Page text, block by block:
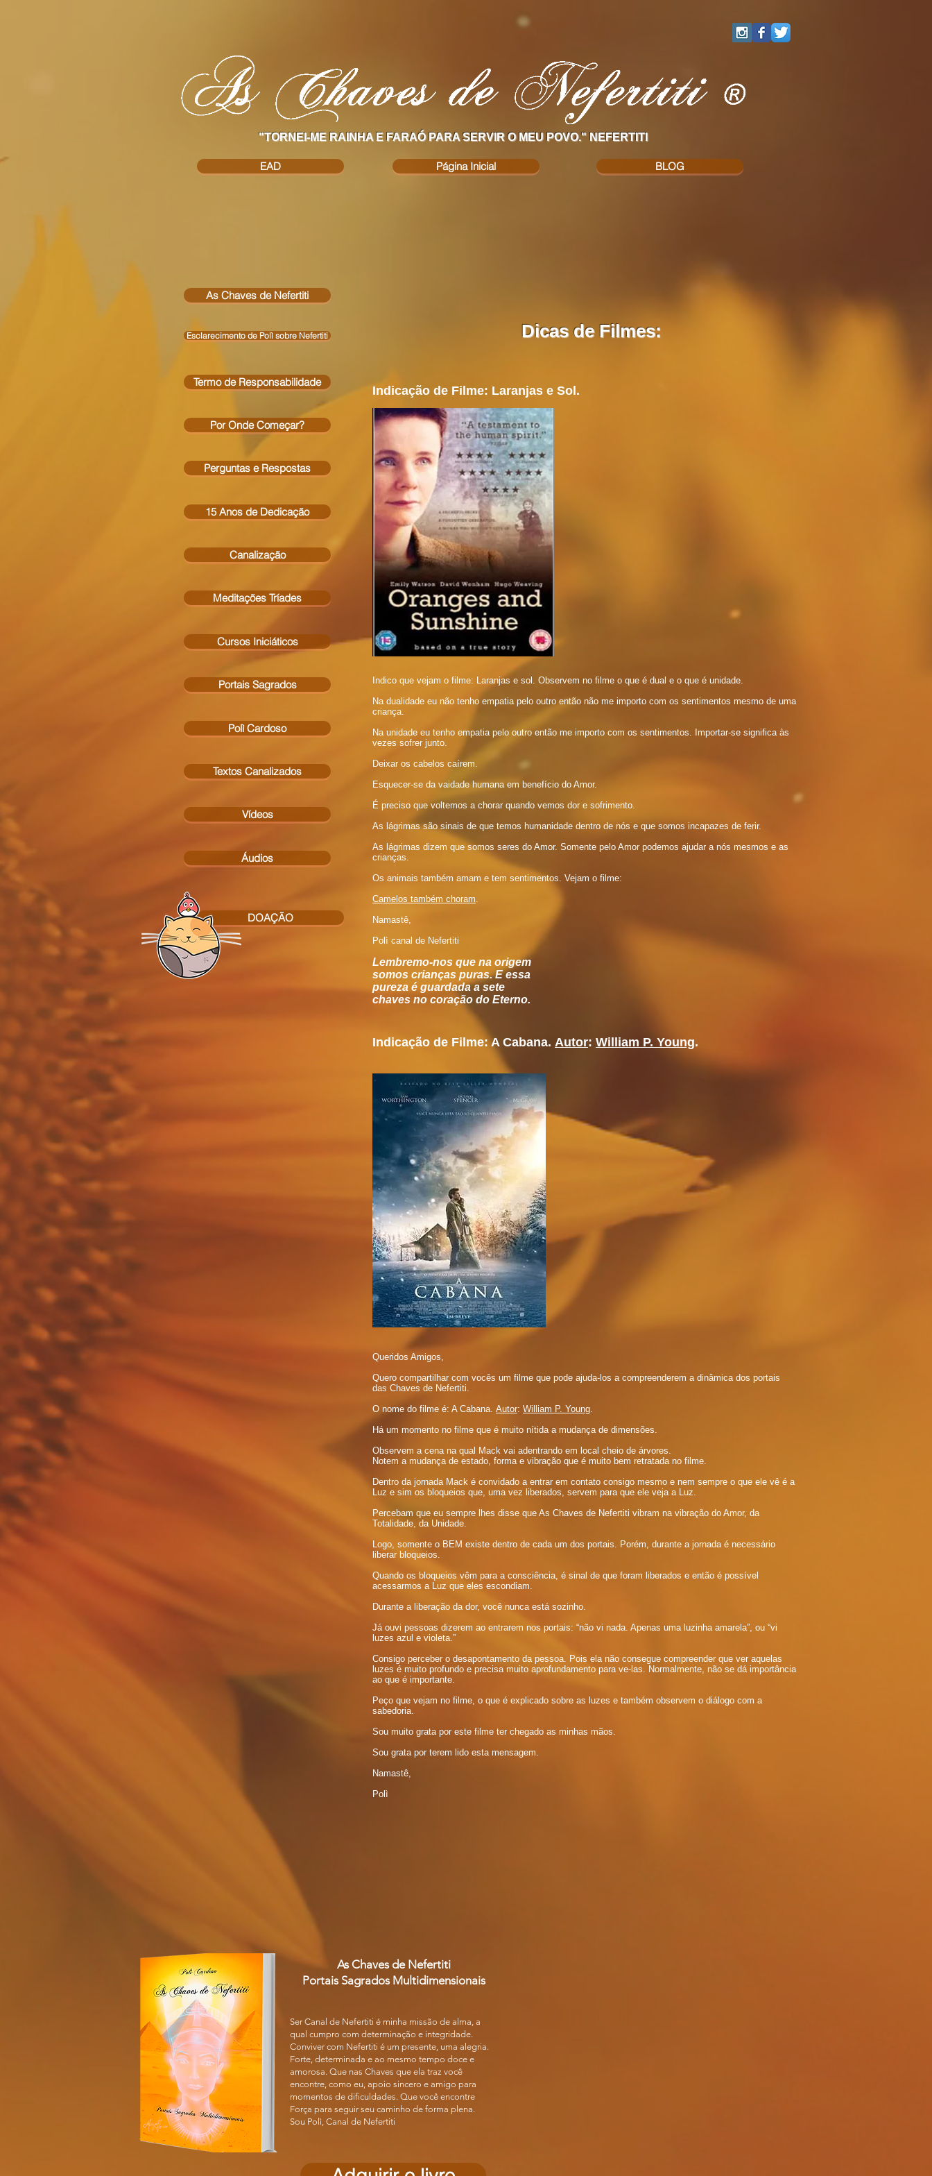
"TORNEI-ME RAINHA E FARAÓ PARA SERVIR O MEU POVO." NEFERTITI
Página Inicial
EAD BLOG
Dicas de Filmes:
Indicação de Filme: Laranjas e Sol.
Indico que vejam o filme: Laranjas e sol. Observem no filme o que é dual e o que é unidade.
Na dualidade eu não tenho empatia pelo outro então não me importo com os sentimentos mesmo de uma
criança.
Na unidade eu tenho empatia pelo outro então me importo com os sentimentos. Importar-se significa às
vezes sofrer junto.
Deixar os cabelos caírem.
Esquecer-se da vaidade humana em benefício do Amor.
É preciso que voltemos a chorar quando vemos dor e sofrimento.
As lágrimas são sinais de que temos humanidade dentro de nós e que somos incapazes de ferir.
As lágrimas dizem que somos seres do Amor. Somente pelo Amor podemos ajudar a nós mesmos e as
crianças.
Os animais também amam e tem sentimentos. Vejam o filme:
Camelos também choram.
Namastê,
Polì canal de Nefertiti
Lembremo-nos que na origem
somos crianças puras. E essa
pureza é guardada a sete
chaves no coração do Eterno.
Indicação de Filme: A Cabana. Autor: William P. Young.
Queridos Amigos,
Quero compartilhar com vocês um filme que pode ajuda-los a compreenderem a dinâmica dos portais
das Chaves de Nefertiti.
O nome do filme é: A Cabana. Autor: William P. Young.
Há um momento no filme que é muito nítida a mudança de dimensões.
Observem a cena na qual Mack vai adentrando em local cheio de árvores.
Notem a mudança de estado, forma e vibração que é muito bem retratada no filme.
Dentro da jornada Mack é convidado a entrar em contato consigo mesmo e nem sempre o que ele vê é a
Luz e sim os bloqueios que, uma vez liberados, servem para que ele veja a Luz.
Percebam que eu sempre lhes disse que As Chaves de Nefertiti vibram na vibração do Amor, da
Totalidade, da Unidade.
Logo, somente o BEM existe dentro de cada um dos portais. Porém, durante a jornada é necessário
liberar bloqueios.
Quando os bloqueios vêm para a consciência, é sinal de que foram liberados e então é possível
acessarmos a Luz que eles escondiam.
Durante a liberação da dor, você nunca está sozinho.
Já ouvi pessoas dizerem ao entrarem nos portais: “não vi nada. Apenas uma luzinha amarela”, ou “vi
luzes azul e violeta.”
Consigo perceber o desapontamento da pessoa. Pois ela não consegue compreender que ver aquelas
luzes é muito profundo e precisa muito aprofundamento para ve-las. Normalmente, não se dá importância
ao que é importante.
Peço que vejam no filme, o que é explicado sobre as luzes e também observem o diálogo com a
sabedoria.
Sou muito grata por este filme ter chegado as minhas mãos.
Sou grata por terem lido esta mensagem.
Namastê,
Polì
DOAÇÃO
Áudios
Vídeos
Textos Canalizados
Polì Cardoso
Portais Sagrados
Cursos Iniciáticos
Meditações Tríades
As Chaves de Nefertiti
Perguntas e Respostas
Canalização
15 Anos de Dedicação
Termo de Responsabilidade
Por Onde Começar?
Esclarecimento de Polì sobre Nefertiti
As Chaves de Nefertiti
Portais Sagrados Multidimensionais
Ser Canal de Nefertiti é minha missão de alma, a
qual cumpro com determinação e integridade.
Conviver com Nefertiti é um presente, uma alegria.
Forte, determinada e ao mesmo tempo doce e
amorosa. Que nas Chaves que ela traz você
encontre, como eu, apoio sincero e amigo para
momentos de dificuldades. Que você encontre
Força para seguir seu caminho de forma plena.
Sou Polì, Canal de Nefertiti